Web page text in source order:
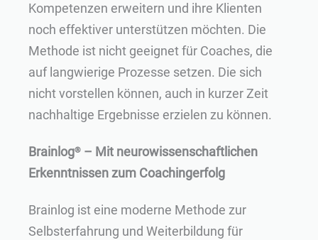
Kompetenzen erweitern und ihre Klienten
noch effektiver unterstützen möchten. Die
Methode ist nicht geeignet für Coaches, die
auf langwierige Prozesse setzen. Die sich
nicht vorstellen können, auch in kurzer Zeit
nachhaltige Ergebnisse erzielen zu können.
Brainlog® – Mit neurowissenschaftlichen
Erkenntnissen zum Coachingerfolg
Brainlog ist eine moderne Methode zur
Selbsterfahrung und Weiterbildung für